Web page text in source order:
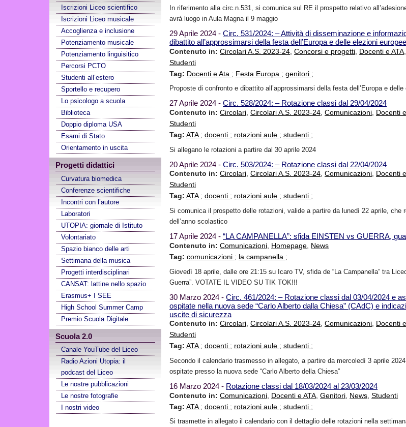
Iscrizioni Liceo scientifico
Iscrizioni Liceo musicale
Accoglienza e inclusione
Potenziamento musicale
Potenziamento linguisitico
Percorsi PCTO
Studenti all’estero
Sportello e recupero
Lo psicologo a scuola
Biblioteca
Doppio diploma USA
Esami di Stato
Orientamento in uscita
Progetti didattici
Curvatura biomedica
Conferenze scientifiche
Incontri con l’autore
Laboratori
UTOPIA: giornale di Istituto
Volontariato
Spazio bianco delle arti
Settimana della musica
Progetti interdisciplinari
CANSAT: lattine nello spazio
Erasmus+ I SEE
High School Summer Camp
Premio Scuola Digitale
Scuola 2.0
Canale YouTube del Liceo
Radio Azioni Utopia: il
podcast del Liceo
Le nostre pubblicazioni
Le nostre fotografie
I nostri video
In riferimento alla circ.n.531, si comunica sul RE il prospetto relativo
avrà luogo in Aula Magna il 9 maggio
29 Aprile 2024 -Circ. 531/2024: – Attività di disseminazione e
dibattito all’approssimarsi della festa dell’Europa e delle elezioni europee
Contenuto in: Circolari A.S. 2023-24 ,Concorsi e progetti Docenti e ATA
Studenti
Tag: Docenti e Ata ; Festa Europa ;genitori ;
Proposte di confronto e dibattito all’approssimarsi della festa dell’Europa e
27 Aprile 2024 -Circ. 528/2024: – Rotazione classi dal 29/04/2024
Contenuto in: Circolari ,Circolari A.S. 2023-24 ,Comunicazioni Docenti
Studenti
Tag: ATA ;docenti ; rotazioni aule ;studenti ;
Si allegano le rotazioni a partire dal 30 aprile 2024
20 Aprile 2024 -Circ. 503/2024: – Rotazione classi dal 22/04/2024
Contenuto in: Circolari,Circolari A.S. 2023-24,Comunicazioni, Docenti
Studenti
Tag: ATA ;docenti ; rotazioni aule ;studenti ;
Si comunica il prospetto delle rotazioni, valide a partire da lunedì 22 aprile, che
dell’anno scolastico
17 Aprile 2024 -“LA CAMPANELLA”: sfida EINSTEN vs GUERRA,
Contenuto in: Comunicazioni Homepage
News
Tag: comunicazioni ; la campanella ;
Giovedì 18 aprile, dalle ore 21:15 su Icaro TV, sfida de “La Campanella” tra
Guerra”. VOTATE IL VIDEO SU TIK TOK!!!
30 Marzo 2024 -Circ. 461/2024: – Rotazione classi dal 03/04/2024 e
ospitate nella nuova sede “Carlo Alberto dalla Chiesa” (CAdC) e
uscite di sicurezza
Contenuto in: Circolari,Circolari A.S. 2023-24,Comunicazioni, Docenti
Studenti
Tag: ATA ;docenti ; rotazioni aule ;studenti ;
Secondo il calendario trasmesso in allegato, a partire da mercoledì 3 aprile
ospitate presso la nuova sede “Carlo Alberto della Chiesa”
16 Marzo 2024 - Rotazione classi dal 18/03/2024 al 23/03/2024
Contenuto in: Comunicazioni Docenti e ATA ,Genitori News ,Studenti
Tag: ATA ;docenti ; rotazioni aule ;studenti ;
Si trasmette in allegato il calendario con il dettaglio delle rotazioni nella